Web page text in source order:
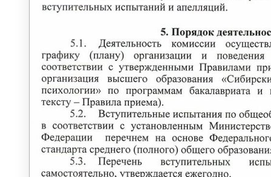
Юридическая клиника
История колледжа
УЧЁНЫЙ СОВЕТ
УЧЕБНО-МЕТОДИЧЕСКОЕ
УПРАВЛЕНИЕ
Учебная часть